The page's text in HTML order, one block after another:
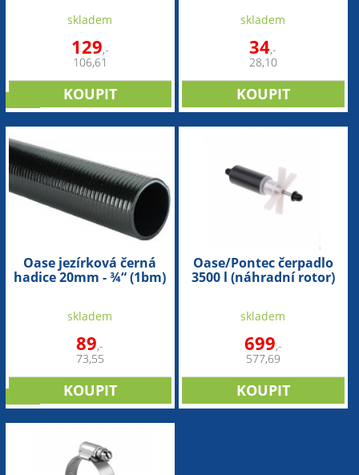
skladem
129,-
106,61
skladem
34,-
28,10
Oase jezírková černá
hadice 20mm - ¾“ (1bm)
skladem
89,-
73,55
Oase/Pontec čerpadlo
3500 l (náhradní rotor)
skladem
699,-
577,69